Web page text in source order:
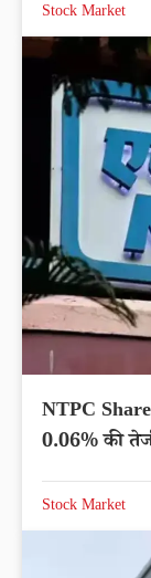
Stock Market
NTPC
0.06% की
Stock Market